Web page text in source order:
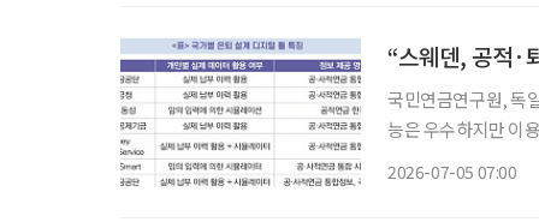
국민연금연구원, 독
능은 우수하지만 이용자 편의성 개선 과제
2026-07-05 07:00